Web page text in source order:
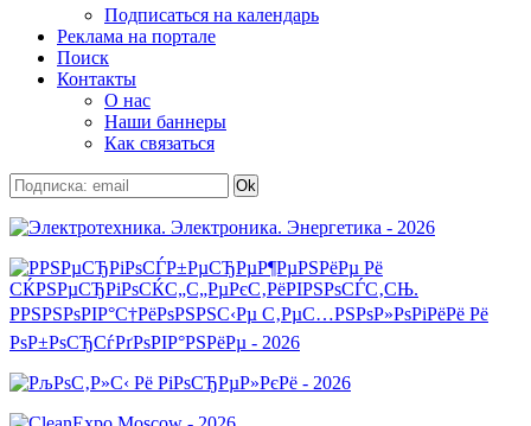
Подписаться на календарь
Реклама на портале
Поиск
Контакты
О нас
Наши баннеры
Как связаться